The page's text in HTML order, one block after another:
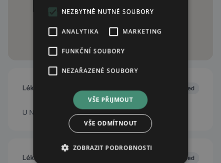
Lékárna U Terminálu Closed
U Nádraží 1295, Turnov, 51101
Lékárna V Hloubce Closed
NEZBYTNĚ NUTNÉ SOUBORY
ANALYTIKA MARKETING
FUNKČNÍ SOUBORY
NEZAŘAZENÉ SOUBORY
VŠE PŘIJMOUT
VŠE ODMÍTNOUT
ZOBRAZIT PODROBNOSTI